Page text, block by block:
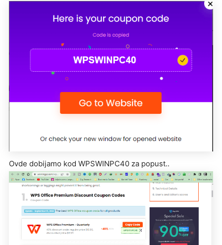
Ovde dobijamo kod WPSWINPC40 za popust..